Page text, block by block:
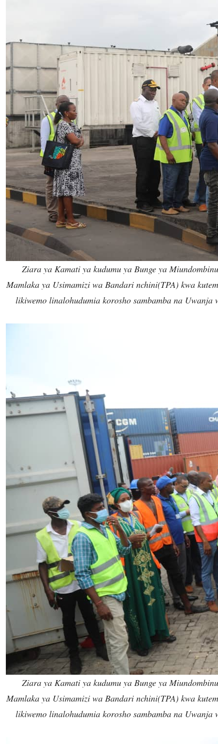
Ziara ya Kamati ya kudumu ya Bunge ya
Mamlaka ya Usimamizi wa Bandari nchini(TPA) kwa
likiwemo linalohudumia korosho sambamba na
Ziara ya Kamati ya kudumu ya Bunge ya
Mamlaka ya Usimamizi wa Bandari nchini(TPA) kwa
likiwemo linalohudumia korosho sambamba na